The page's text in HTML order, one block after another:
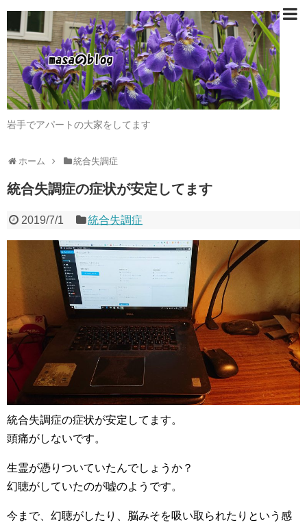
岩手でアパートの大家をしてます
ホーム 統合失調症
統合失調症の症状が安定してます
2019/7/1 統合失調症
統合失調症の症状が安定してます。
頭痛がしないです。
生霊が憑りついていたんでしょうか？
幻聴がしていたのが嘘のようです。
今まで、幻聴がしたり、脳みそを吸い取られたりという感